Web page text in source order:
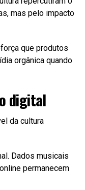
mas pelo impacto
que produtos
orgânica quando
digital
da cultura
Dados musicais
permanecem